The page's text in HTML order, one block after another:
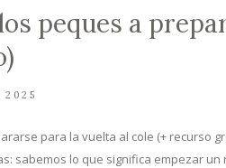
peques a
2025
para la vuelta al cole (+ recurso
sabemos lo que significa empezar